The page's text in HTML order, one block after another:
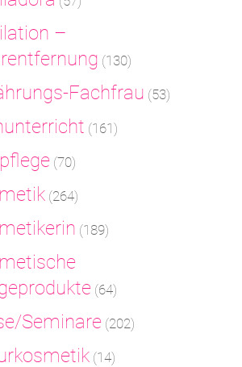
–
(130)
Fachfrau (53)
(161)
(70)
(264)
(189)
(64)
Seminare (202)
(14)